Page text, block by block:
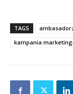
TAGS
kampania